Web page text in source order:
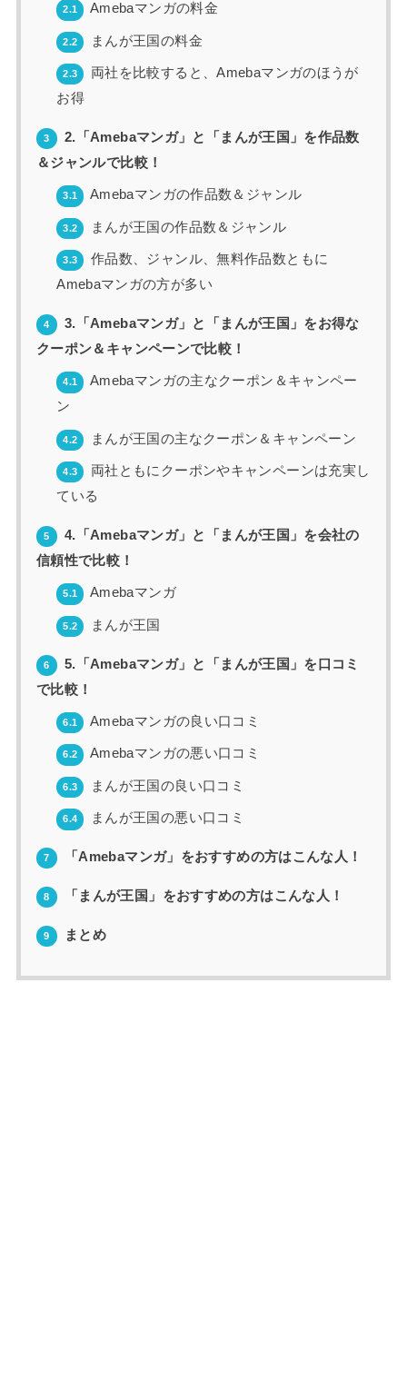
2.1 Amebaマンガの料金
2.2 まんが王国の料金
2.3
両社を比較すると、Amebaマンガのほうが
お得
3
2.「Amebaマンガ」と「まんが王国」を作品数
＆ジャンルで比較！
3.1 Amebaマンガの作品数＆ジャンル
3.2 まんが王国の作品数＆ジャンル
3.3
作品数、ジャンル、無料作品数ともに
Amebaマンガの方が多い
4
3.「Amebaマンガ」と「まんが王国」をお得な
クーポン＆キャンペーンで比較！
4.1
Amebaマンガの主なクーポン＆キャンペー
ン
4.2 まんが王国の主なクーポン＆キャンペーン
4.3
両社ともにクーポンやキャンペーンは充実し
ている
5
4.「Amebaマンガ」と「まんが王国」を会社の
信頼性で比較！
5.1 Amebaマンガ
5.2 まんが王国
6
5.「Amebaマンガ」と「まんが王国」を口コミ
で比較！
6.1 Amebaマンガの良い口コミ
6.2 Amebaマンガの悪い口コミ
6.3 まんが王国の良い口コミ
6.4 まんが王国の悪い口コミ
7 「Amebaマンガ」をおすすめの方はこんな人！
8 「まんが王国」をおすすめの方はこんな人！
9 まとめ